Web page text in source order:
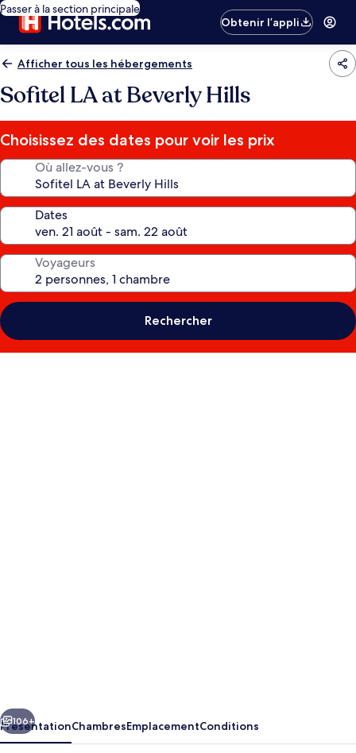
Passer à la section principale
Obtenir l’appli
Afficher tous les hébergements
Sofitel LA at Beverly Hills
Choisissez des dates pour voir les prix
Où allez-vous ?
Dates
Voyageurs
Rechercher
Hills
Suivant
106+
PrésentationChambresEmplacementConditions